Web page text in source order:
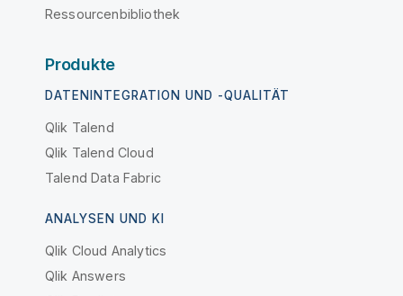
Ressourcenbibliothek
Produkte
DATENINTEGRATION UND -QUALITÄT
Qlik Talend
Qlik Talend Cloud
Talend Data Fabric
ANALYSEN UND KI
Qlik Cloud Analytics
Qlik Answers